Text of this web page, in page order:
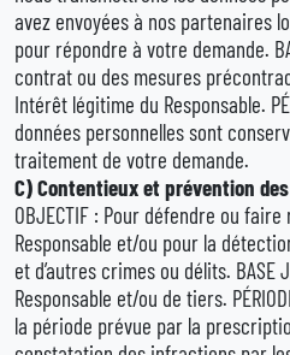
avez envoyées à nos partenaires
pour répondre à votre demande.
contrat ou des mesures
Intérêt légitime du Responsable.
données personnelles sont
traitement de votre demande.
C)Contentieux et prévention
OBJECTIF : Pour défendre ou
Responsable et/ou pour la
et d’autres crimes ou délits. BASE
Responsable et/ou de tiers.
la période prévue par la